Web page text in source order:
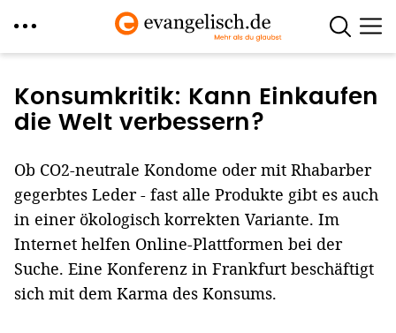
zum
Inhalt
Konsumkritik: Kann Einkaufen
die Welt verbessern?
Ob CO2-neutrale Kondome oder mit Rhabarber
gegerbtes Leder - fast alle Produkte gibt es auch
in einer ökologisch korrekten Variante. Im
Internet helfen Online-Plattformen bei der
Suche. Eine Konferenz in Frankfurt beschäftigt
sich mit dem Karma des Konsums.